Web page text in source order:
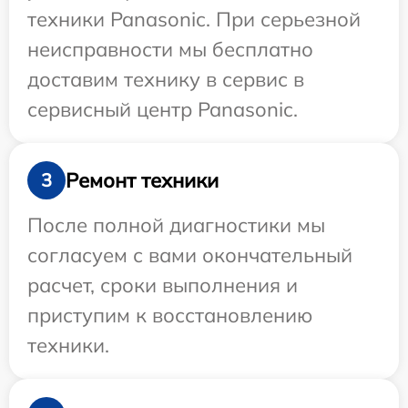
техники Panasonic. При серьезной
неисправности мы бесплатно
доставим технику в сервис в
сервисный центр Panasonic.
3
Ремонт техники
После полной диагностики мы
согласуем с вами окончательный
расчет, сроки выполнения и
приступим к восстановлению
техники.